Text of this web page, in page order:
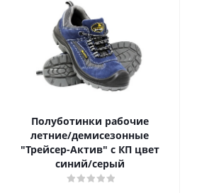
Полуботинки рабочие
летние/демисезонные
"Трейсер-Актив" с КП цвет
синий/серый